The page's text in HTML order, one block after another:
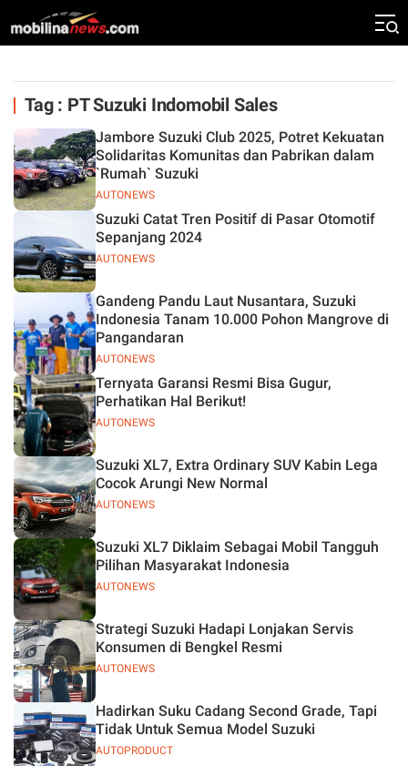
Tag : PT Suzuki Indomobil Sales
AUTONEWS
Jambore Suzuki Club 2025, Potret Kekuatan
Solidaritas Komunitas dan Pabrikan dalam
`Rumah` Suzuki
AUTONEWS
Suzuki Catat Tren Positif di Pasar Otomotif
Sepanjang 2024
AUTONEWS
Gandeng Pandu Laut Nusantara, Suzuki
Indonesia Tanam 10.000 Pohon Mangrove di
Pangandaran
AUTONEWS
Ternyata Garansi Resmi Bisa Gugur,
Perhatikan Hal Berikut!
AUTONEWS
Suzuki XL7, Extra Ordinary SUV Kabin Lega
Cocok Arungi New Normal
AUTONEWS
Suzuki XL7 Diklaim Sebagai Mobil Tangguh
Pilihan Masyarakat Indonesia
AUTONEWS
Strategi Suzuki Hadapi Lonjakan Servis
Konsumen di Bengkel Resmi
AUTOPRODUCT
Hadirkan Suku Cadang Second Grade, Tapi
Tidak Untuk Semua Model Suzuki